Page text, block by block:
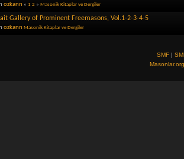
ozkann « 1 2 » Masonik Kitaplar ve Dergiler
Gallery of Prominent Freemasons, Vol.1-2-3-4-5
ozkann Masonik Kitaplar ve Dergiler
SMF |
Masonlar.org